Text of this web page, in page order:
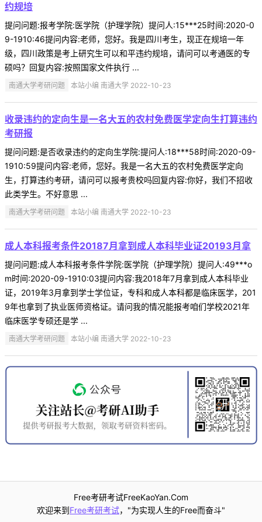
约规培
提问问题:报考学院:医学院（护理学院）提问人:15***25时间:2020-0
9-1910:46提问内容:老师，您好。我是四川考生，现正在规培一年
级，四川政策是考上研究生可以和平违约规培，请问可以考通医的专
硕吗？回复内容:按照国家文件执行 ...
南通大学考研问题 本站小编 南通大学 2022-10-23
收录违约的定向生是一名大五的农村免费医学定向生打算违约
考研报
提问问题:是否收录违约的定向生学院:提问人:18***58时间:2020-09-
1910:59提问内容:老师，您好。我是一名大五的农村免费医学定向
生，打算违约考研，请问可以报考贵校吗回复内容:你好，我们不招收
此类学生。不好意思 ...
南通大学考研问题 本站小编 南通大学 2022-10-23
成人本科报考条件20187月拿到成人本科毕业证20193月拿
提问问题:成人本科报考条件学院:医学院（护理学院）提问人:49***o
m时间:2020-09-1910:03提问内容:我2018年7月拿到成人本科毕业
证，2019年3月拿到学士学位证，专科和成人本科都是临床医学，201
9年也拿到了执业医师资格证。请问我的情况能报考咱们学校2021年
临床医学专硕还是学 ...
南通大学考研问题 本站小编 南通大学 2022-10-23
Free考研考试FreeKaoYan.Com
欢迎来到Free考研考试，"为实现人生的Free而奋斗"